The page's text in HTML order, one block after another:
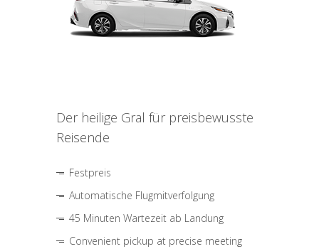
Der heilige Gral für preisbewusste
Reisende
Festpreis
Automatische Flugmitverfolgung
45 Minuten Wartezeit ab Landung
Convenient pickup at precise meeting